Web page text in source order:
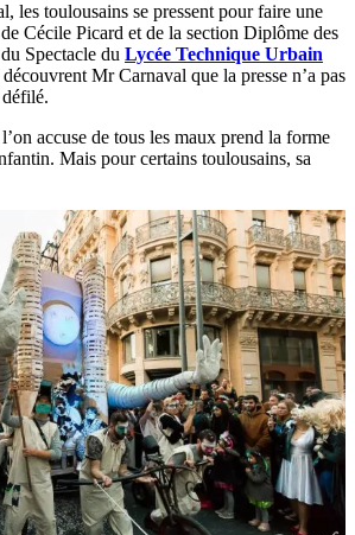
les toulousains se pressent pour faire une
Cécile Picard et de la section Diplôme des
Spectacle du Lycée Technique Urbain
Mr Carnaval que la presse n’a pas
accuse de tous les maux prend la forme
Mais pour certains toulousains, sa